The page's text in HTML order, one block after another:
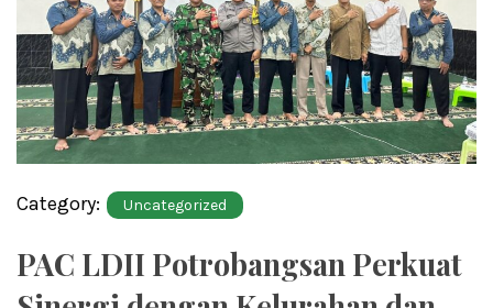
Category: Uncategorized
PAC LDII Potrobangsan Perkuat